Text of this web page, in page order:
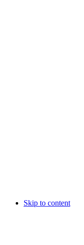
Skip to content